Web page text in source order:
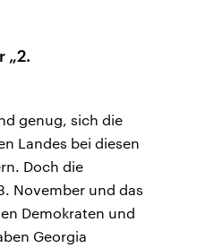
„2.
genug, sich die
Landes bei diesen
Doch die
November und das
Demokraten und
Georgia